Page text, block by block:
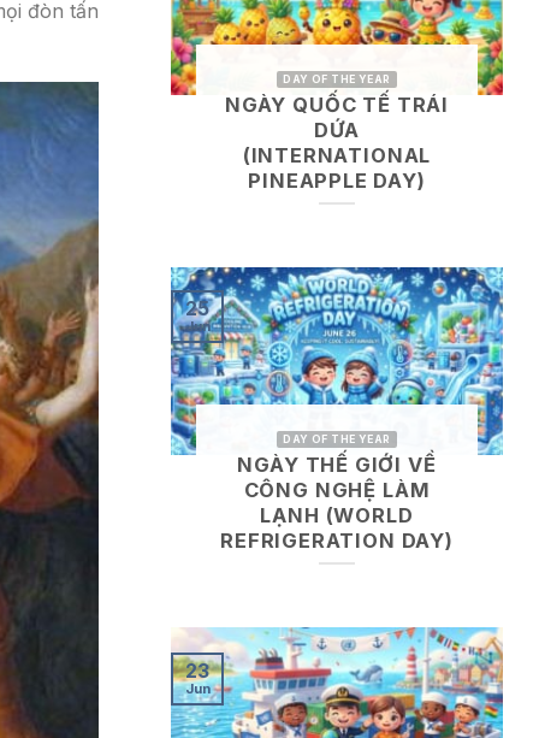
đòn tấn
DAY OF THE YEAR
NGÀY QUỐC TẾ TRÁI
DỨA
(INTERNATIONAL
PINEAPPLE DAY)
DAY OF THE YEAR
NGÀY THẾ GIỚI VỀ
CÔNG NGHỆ LÀM
LẠNH (WORLD
REFRIGERATION DAY)
25
Jun
23
Jun